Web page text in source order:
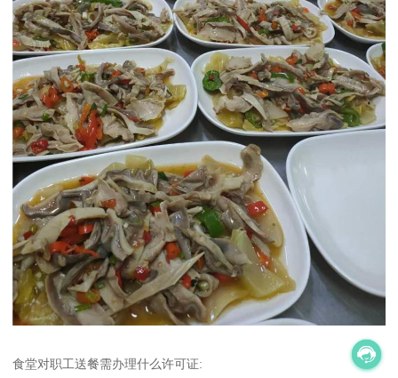
食堂对职工送餐需办理什么许可证: